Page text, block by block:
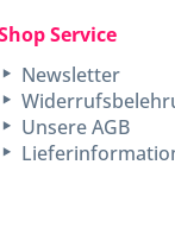
Service
Newsletter
Unsere AGB